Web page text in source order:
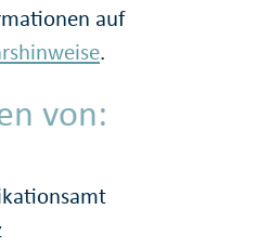
auf
.
von: